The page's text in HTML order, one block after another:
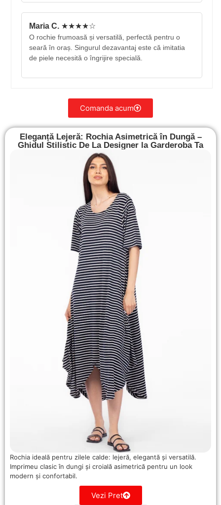
Maria C. ★★★★☆
O rochie frumoasă și versatilă, perfectă pentru o
seară în oraș. Singurul dezavantaj este că imitatia
de piele necesită o îngrijire specială.
Comanda acum
Eleganță Lejeră: Rochia Asimetrică în Dungă –
Ghidul Stilistic De La Designer la Garderoba Ta
Rochia ideală pentru zilele calde: lejeră, elegantă și versatilă.
Imprimeu clasic în dungi și croială asimetrică pentru un look
modern și confortabil.
Vezi Pret